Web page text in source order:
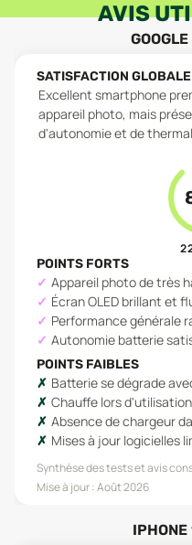
AVIS
SATISFACTION GLOBALE
Excellent smartphone
appareil photo, mais
d'autonomie et de
2
POINTS FORTS
Appareil photo de très
Écran OLED brillant et
Performance générale
Autonomie batterie
POINTS FAIBLES
Batterie se dégrade
Chauffe lors
Absence de chargeur
Mises à jour logicielles
Synthèse des tests et avis
Mise à jour :Août 2026
IPHONE